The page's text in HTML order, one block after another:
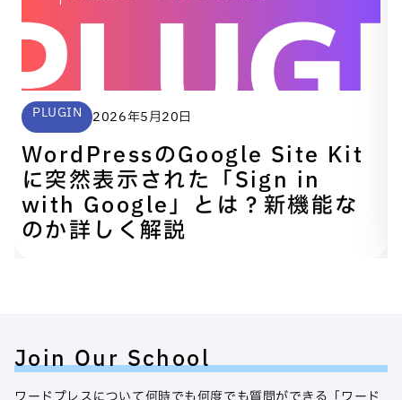
PLUGIN 2026年5月20日
WordPressのGoogle Site Kit
に突然表示された「Sign in
with Google」とは？新機能な
のか詳しく解説
Join Our School